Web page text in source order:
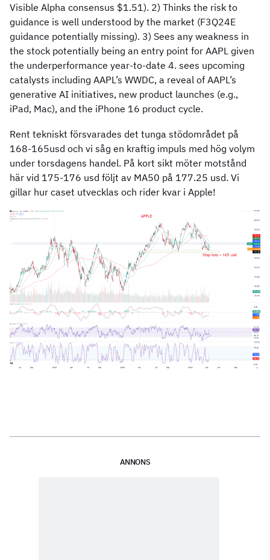
Visible Alpha consensus $1.51). 2) Thinks the risk to
guidance is well understood by the market (F3Q24E
guidance potentially missing). 3) Sees any weakness in
the stock potentially being an entry point for AAPL given
the underperformance year-to-date 4. sees upcoming
catalysts including AAPL’s WWDC, a reveal of AAPL’s
generative AI initiatives, new product launches (e.g.,
iPad, Mac), and the iPhone 16 product cycle.
Rent tekniskt försvarades det tunga stödområdet på
168-165usd och vi såg en kraftig impuls med hög volym
under torsdagens handel. På kort sikt möter motstånd
här vid 175-176 usd följt av MA50 på 177.25 usd. Vi
gillar hur caset utvecklas och rider kvar i Apple!
ANNONS